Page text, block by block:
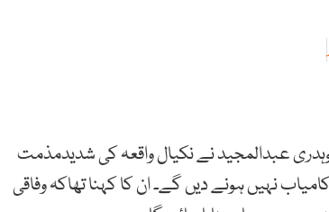
عبدالمجید نے نکیال واقعہ کی شدیدمذمت
نہیں ہونے دیں گے۔ ان کا کہنا تھاکہ وفاقی